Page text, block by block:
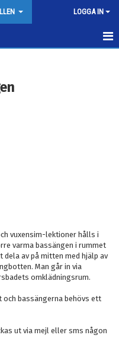
LOGGA IN
vuxensim-lektioner hålls i
varma bassängen i rummet
av på mitten med hjälp av
Man går in via
omklädningsrum.
bassängerna behövs ett
ut via mejl eller sms någon